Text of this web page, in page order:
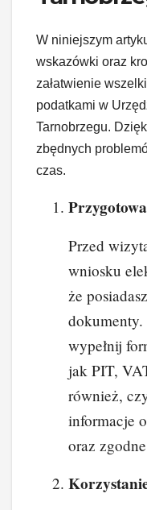
W niniejszym
wskazówki oraz
załatwienie
podatkami w
Tarnobrzegu.
zbędnych
czas.
Przed
wniosku
że
dokumenty.
wypełnij
jak PIT,
również,
informacje
oraz